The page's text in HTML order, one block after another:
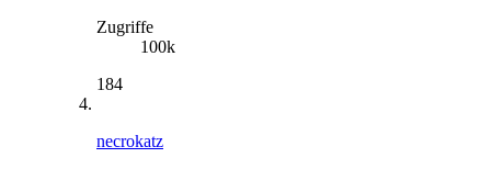
Zugriffe
100k
184
necrokatz